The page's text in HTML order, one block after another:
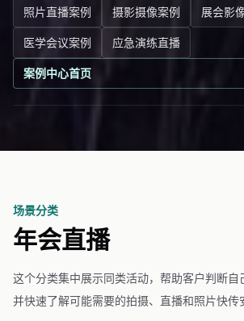
照片直播案例
摄影摄像案例
展会影
医学会议案例
应急演练直播
案例中心首页
场景分类
年会直播
这个分类集中展示同类活动，帮助客户判断自
并快速了解可能需要的拍摄、直播和照片快传